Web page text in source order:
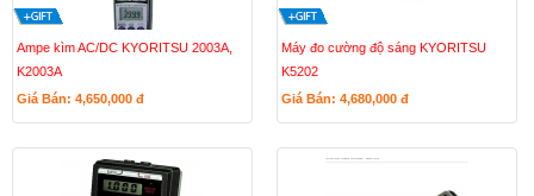
Ampe kìm AC/DC KYORITSU 2003A,
K2003A
Giá Bán: 4,650,000 đ
Máy đo cường độ sáng KYORITSU
K5202
Giá Bán: 4,680,000 đ